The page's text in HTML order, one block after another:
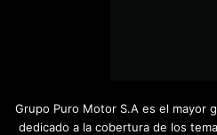
Grupo Puro Motor S.A es el mayor
dedicado a la cobertura de los